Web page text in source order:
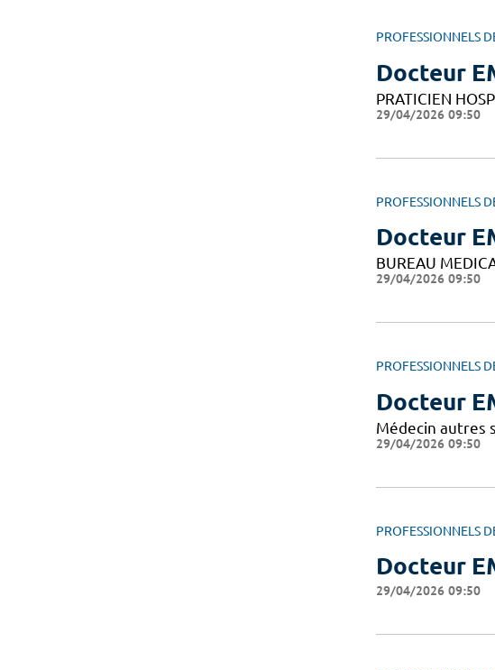
PROFESSIONNELS
Docteur
PRATICIEN
29/04/2026 09:50
PROFESSIONNELS
Docteur
BUREAU
29/04/2026 09:50
PROFESSIONNELS
Docteur
Médecin autres
29/04/2026 09:50
PROFESSIONNELS
Docteur
29/04/2026 09:50